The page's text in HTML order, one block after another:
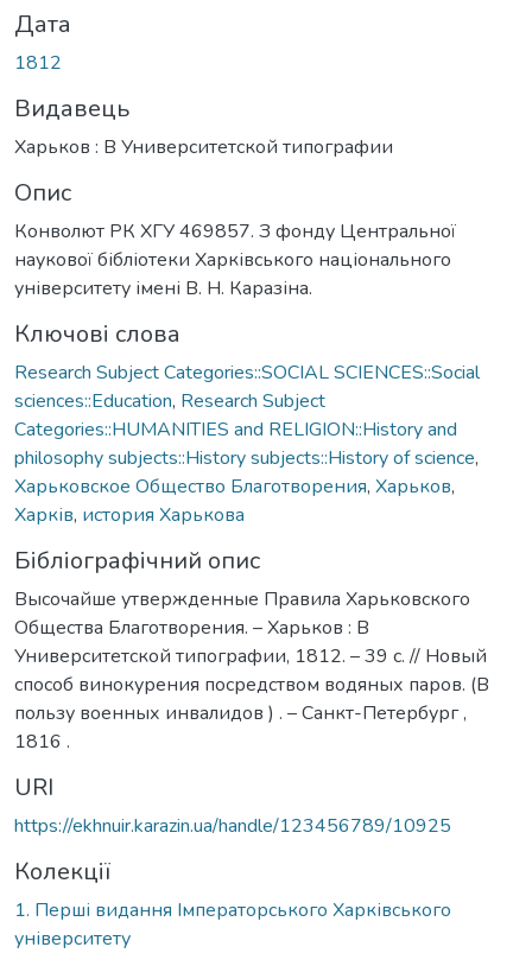
Дата
1812
Видавець
Харьков : В Университетской типографии
Опис
Конволют РК ХГУ 469857. З фонду Центральної
наукової бібліотеки Харківського національного
університету імені В. Н. Каразіна.
Ключові слова
Research Subject Categories::SOCIAL SCIENCES::Social
sciences::Education, Research Subject
Categories::HUMANITIES and RELIGION::History and
philosophy subjects::History subjects::History of science,
Харьковское Общество Благотворения, Харьков,
Харків, история Харькова
Бібліографічний опис
Высочайше утвержденные Правила Харьковского
Общества Благотворения. – Харьков : В
Университетской типографии, 1812. – 39 с. // Новый
способ винокурения посредством водяных паров. (В
пользу военных инвалидов ) . – Санкт-Петербург ,
1816 .
URI
https://ekhnuir.karazin.ua/handle/123456789/10925
Колекції
1. Перші видання Імператорського Харківського
університету